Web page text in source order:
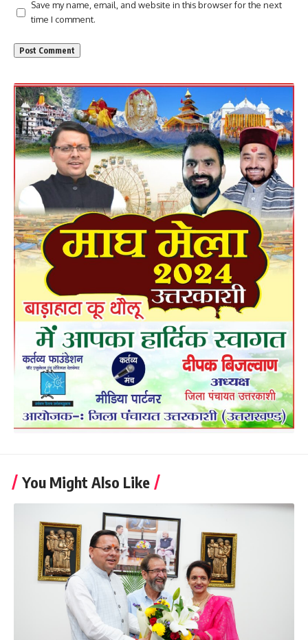
Save my name, email, and website in this browser for the next
time I comment.
You Might Also Like